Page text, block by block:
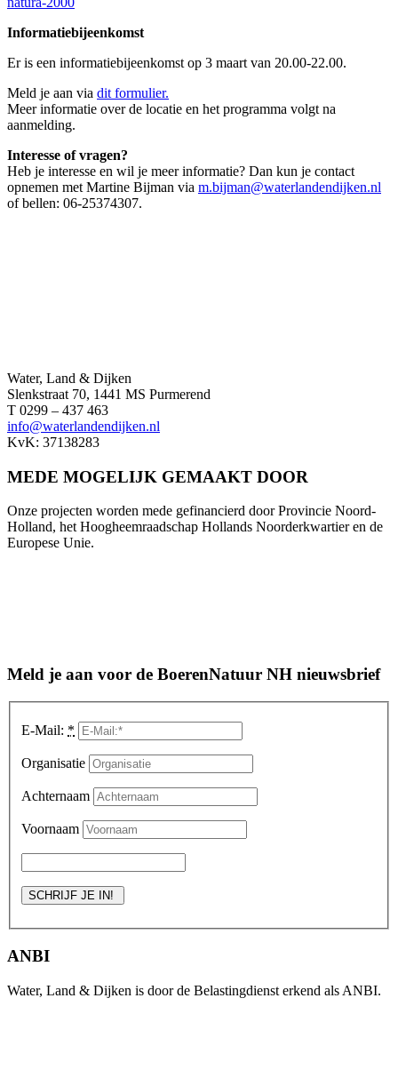
Informatiebijeenkomst
Er is een informatiebijeenkomst op 3 maart van 20.00-22.00.
Meld je aan via dit formulier.
Meer informatie over de locatie en het programma volgt na
aanmelding.
Interesse of vragen?
Heb je interesse en wil je meer informatie? Dan kun je contact
opnemen met Martine Bijman via m.bijman@waterlandendijken.nl
of bellen: 06-25374307.
Water, Land & Dijken
Slenkstraat 70, 1441 MS Purmerend
T 0299 – 437 463
info@waterlandendijken.nl
KvK: 37138283
MEDE MOGELIJK GEMAAKT DOOR
Onze projecten worden mede gefinancierd door Provincie Noord-
Holland, het Hoogheemraadschap Hollands Noorderkwartier en de
Europese Unie.
Meld je aan voor de BoerenNatuur NH nieuwsbrief
E-Mail: *
Organisatie
Achternaam
Voornaam
ANBI
Water, Land & Dijken is door de Belastingdienst erkend als ANBI.